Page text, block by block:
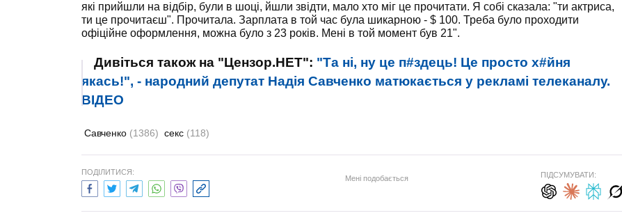
які прийшли на відбір, були в шоці, йшли звідти, мало хто міг це прочитати. Я собі сказала: "ти актриса,
ти це прочитаєш". Прочитала. Зарплата в той час була шикарною - $ 100. Треба було проходити
офіційне оформлення, можна було з 23 років. Мені в той момент був 21".
Дивіться також на "Цензор.НЕТ": "Та ні, ну це п#здець! Це просто х#йня
якась!", - народний депутат Надія Савченко матюкається у рекламі телеканалу.
ВIДЕО
Савченко (1386) секс (118)
ПОДІЛИТИСЯ:
Мені подобається ПІДСУМУВАТИ: